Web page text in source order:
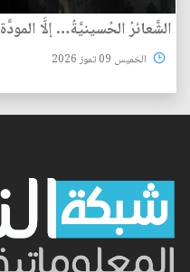
الشَّعائرُ الحُسينيَّةُ… إلَّا المودَّة
الخميس 09 تموز 2026